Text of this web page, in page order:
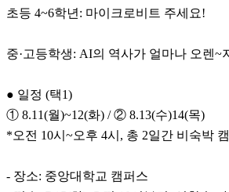
초등 4~6학년: 마이크로비트 주세요!
중·고등학생: AI의 역사가 얼마나 오렌~
● 일정 (택1)
① 8.11(월)~12(화) / ② 8.13(수)14(목)
*오전 10시~오후 4시, 총 2일간 비숙박
- 장소: 중앙대학교 캠퍼스